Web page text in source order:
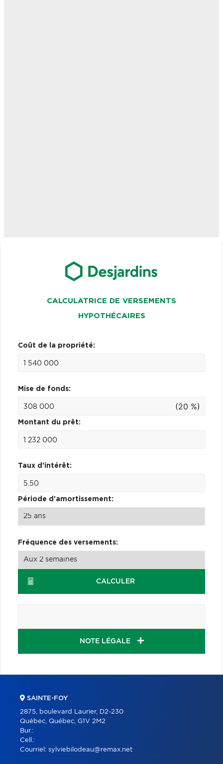
CALCULATRICE DE VERSEMENTS
HYPOTHÉCAIRES
Coût de la propriété:
Mise de fonds:
(20 %)
Montant du prêt:
Taux d'intérêt:
Période d'amortissement:
Fréquence des versements:
CALCULER
NOTE LÉGALE
SAINTE-FOY
2875, boulevard Laurier, D2-230
Québec, Québec, G1V 2M2
Bur.:
Cell.:
Courriel: sylviebilodeau@remax.net